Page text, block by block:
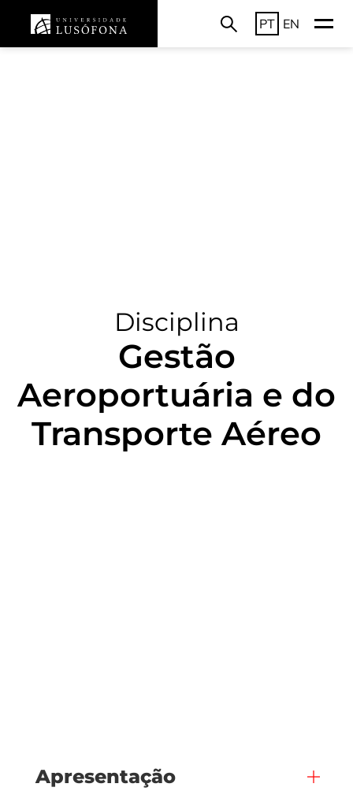
PT EN
Disciplina
Gestão
Aeroportuária e do
Transporte Aéreo
Apresentação